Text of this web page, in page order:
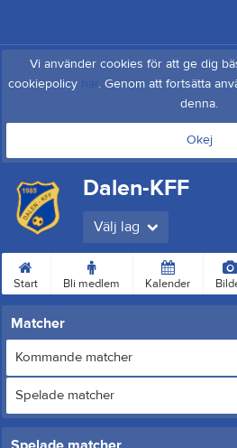
Vi använder cookies för att ge dig
cookiepolicy
. Genom att fortsätta
denna.
Okej
Dalen-KFF
Välj lag
Start Bli medlem Kalender
Matcher
Kommande matcher
Spelade matcher